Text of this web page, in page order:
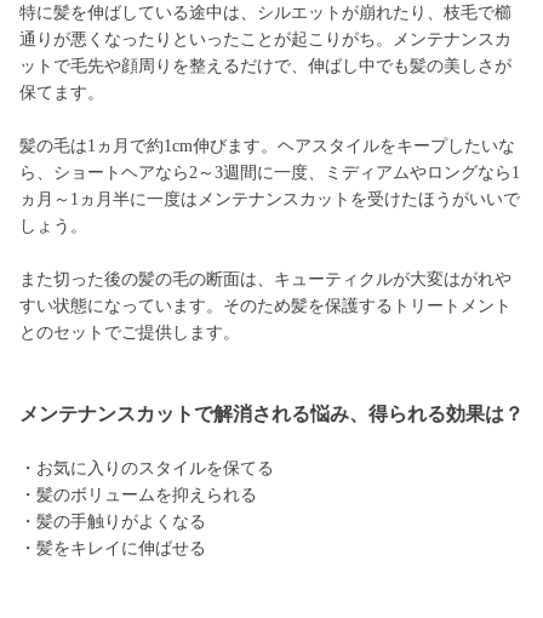
特に髪を伸ばしている途中は、シルエットが崩れたり、枝毛で櫛
通りが悪くなったりといったことが起こりがち。メンテナンスカ
ットで毛先や顔周りを整えるだけで、伸ばし中でも髪の美しさが
保てます。
髪の毛は1ヵ月で約1cm伸びます。ヘアスタイルをキープしたいな
ら、ショートヘアなら2～3週間に一度、ミディアムやロングなら1
ヵ月～1ヵ月半に一度はメンテナンスカットを受けたほうがいいで
しょう。
また切った後の髪の毛の断面は、キューティクルが大変はがれや
すい状態になっています。そのため髪を保護するトリートメント
とのセットでご提供します。
メンテナンスカットで解消される悩み、得られる効果は？
・お気に入りのスタイルを保てる
・髪のボリュームを抑えられる
・髪の手触りがよくなる
・髪をキレイに伸ばせる